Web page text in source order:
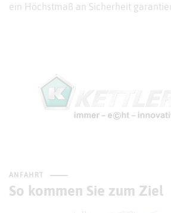
ein Höchstmaß an Sicherheit
ANFAHRT
So kommen Sie zum Ziel